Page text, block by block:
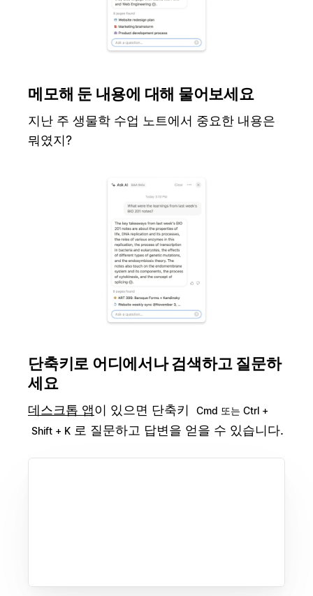
메모해 둔 내용에 대해 물어보세요
지난 주 생물학 수업 노트에서 중요한 내용은
뭐였지?
단축키로 어디에서나 검색하고 질문하
세요
데스크톱 앱이 있으면 단축키
Cmd 또는 Ctrl +
Shift + K 로 질문하고 답변을 얻을 수 있습니다.